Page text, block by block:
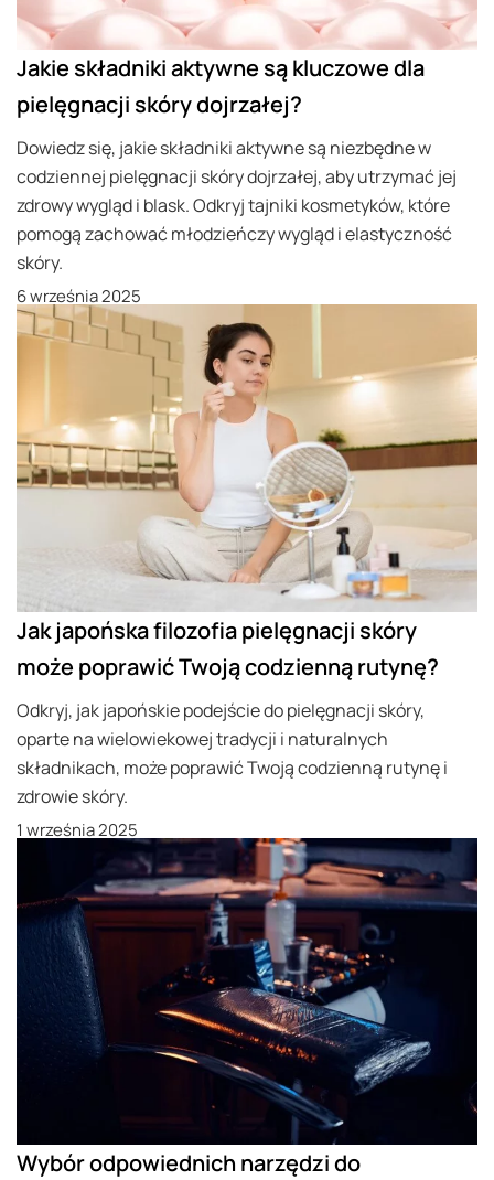
Jakie składniki aktywne są kluczowe dla
pielęgnacji skóry dojrzałej?
Dowiedz się, jakie składniki aktywne są niezbędne w
codziennej pielęgnacji skóry dojrzałej, aby utrzymać jej
zdrowy wygląd i blask. Odkryj tajniki kosmetyków, które
pomogą zachować młodzieńczy wygląd i elastyczność
skóry.
6 września 2025
Jak japońska filozofia pielęgnacji skóry
może poprawić Twoją codzienną rutynę?
Odkryj, jak japońskie podejście do pielęgnacji skóry,
oparte na wielowiekowej tradycji i naturalnych
składnikach, może poprawić Twoją codzienną rutynę i
zdrowie skóry.
1 września 2025
Wybór odpowiednich narzędzi do